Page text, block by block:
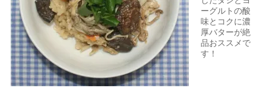
ーグルトの酸
味とコクに濃
厚バターが絶
品おススメで
す！